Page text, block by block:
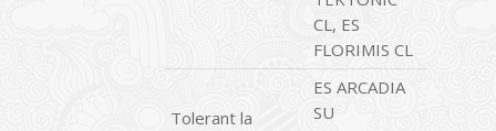
CL, ES
FLORIMIS CL
Tolerant la
ES ARCADIA
SU